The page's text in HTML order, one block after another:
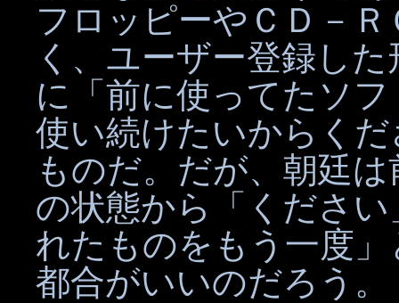
フロッピーやＣＤ－
く、ユーザー登録し
に「前に使ってたソ
使い続けたいからく
ものだ。だが、朝廷
の状態から「くださ
れたものをもう一度
都合がいいのだろう。